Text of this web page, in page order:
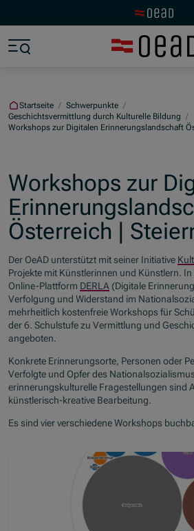
Startseite / Schwerpunkte /
Geschichtsvermittlung durch Kulturelle Bildung /
Workshops zur Digitalen Erinnerungslandschaft
Workshops zur
Österreich |
Der OeAD unterstützt mit seiner Initiative
Projekte mit Künstlerinnen und Künstlern.
Online-Plattform DERLA (Digitale
Verfolgung und Widerstand im
mehrheitlich kostenfreie Workshops für
der 6. Schulstufe zu Vermittlung und
angeboten.
Konkrete Erinnerungsorte, Personen oder
Verfolgte und Opfer des
erinnerungskulturelle Fragestellungen sind
künstlerisch-kreative Bearbeitung.
Es sind vier verschiedene Workshops